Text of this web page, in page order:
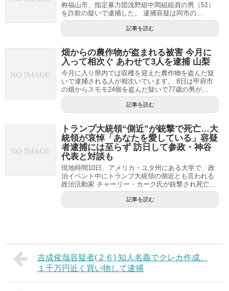
称福山市、指定暴力団浅野組中岡組組員の男（51）
を詐欺の疑いで逮捕した。 逮捕容疑は同市の...
記事を読む
畑からの農作物が盗まれる被害 今月に
入って相次ぐ あわせて3人を逮捕 山梨
今月に入り県内では収穫を迎えた農作物を盗んだ疑
いで逮捕される人が相次いでいます。 8日は甲府市
の畑からスモモ24個を盗んだ疑いで77歳の男が...
記事を読む
トランプ大統領“側近”が銃撃で死亡…大
統領が哀悼「あなたを愛している」容疑
者逮捕には至らず 訪日して参政・神谷
代表と対談も
現地時間10日、アメリカ・ユタ州にある大学で、政
治イベント中にトランプ大統領の側近とも言われる
政治活動家 チャーリー・カーク氏が銃撃され死亡...
記事を読む
吉成俊哉容疑者(２６) 知人名義でクレカ作成、
１千万円近く買い物して逮捕